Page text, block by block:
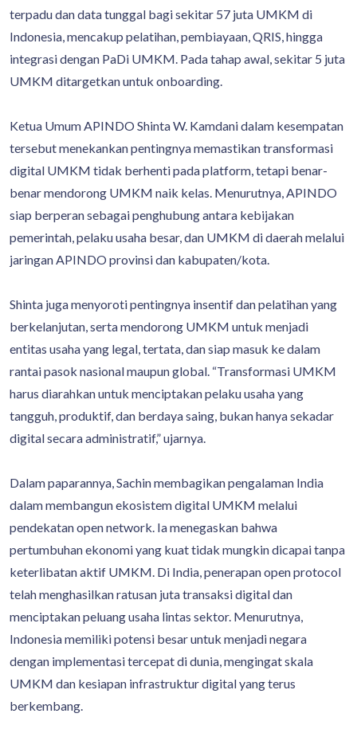
terpadu dan data tunggal bagi sekitar 57 juta UMKM di
Indonesia, mencakup pelatihan, pembiayaan, QRIS, hingga
integrasi dengan PaDi UMKM. Pada tahap awal, sekitar 5 juta
UMKM ditargetkan untuk onboarding.
Ketua Umum APINDO Shinta W. Kamdani dalam kesempatan
tersebut menekankan pentingnya memastikan transformasi
digital UMKM tidak berhenti pada platform, tetapi benar-
benar mendorong UMKM naik kelas. Menurutnya, APINDO
siap berperan sebagai penghubung antara kebijakan
pemerintah, pelaku usaha besar, dan UMKM di daerah melalui
jaringan APINDO provinsi dan kabupaten/kota.
Shinta juga menyoroti pentingnya insentif dan pelatihan yang
berkelanjutan, serta mendorong UMKM untuk menjadi
entitas usaha yang legal, tertata, dan siap masuk ke dalam
rantai pasok nasional maupun global. “Transformasi UMKM
harus diarahkan untuk menciptakan pelaku usaha yang
tangguh, produktif, dan berdaya saing, bukan hanya sekadar
digital secara administratif,” ujarnya.
Dalam paparannya, Sachin membagikan pengalaman India
dalam membangun ekosistem digital UMKM melalui
pendekatan open network. Ia menegaskan bahwa
pertumbuhan ekonomi yang kuat tidak mungkin dicapai tanpa
keterlibatan aktif UMKM. Di India, penerapan open protocol
telah menghasilkan ratusan juta transaksi digital dan
menciptakan peluang usaha lintas sektor. Menurutnya,
Indonesia memiliki potensi besar untuk menjadi negara
dengan implementasi tercepat di dunia, mengingat skala
UMKM dan kesiapan infrastruktur digital yang terus
berkembang.